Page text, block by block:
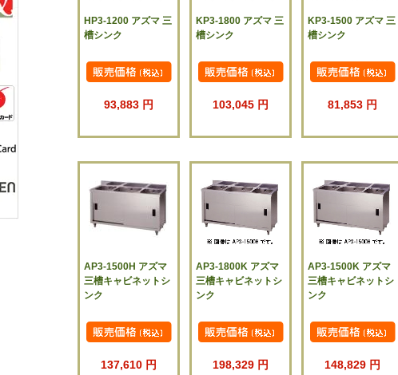
HP3-1200 アズマ 三
槽シンク
93,883 円
KP3-1800 アズマ 三
槽シンク
103,045 円
KP3-1500 アズマ 三
槽シンク
81,853 円
AP3-1500H アズマ
三槽キャビネットシ
ンク
137,610 円
AP3-1800K アズマ
三槽キャビネットシ
ンク
198,329 円
AP3-1500K アズマ
三槽キャビネットシ
ンク
148,829 円